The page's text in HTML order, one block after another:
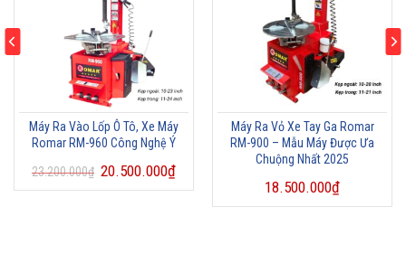
Máy Ra Vào Lốp Ô Tô, Xe Máy
Romar RM-960 Công Nghệ Ý
23.200.000₫ 20.500.000₫
Máy Ra Vỏ Xe Tay Ga Romar
RM-900 – Mẫu Máy Được Ưa
Chuộng Nhất 2025
18.500.000₫